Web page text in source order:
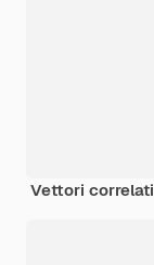
Vettori correlati